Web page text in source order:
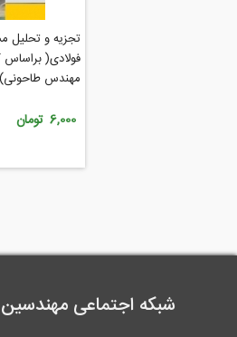
تجزیه و تحلیل
فولادی(
مهندس طاحونی)
6,000 تومان
شبکه اجتماعی مهندسین 808